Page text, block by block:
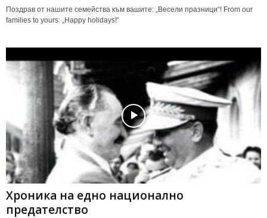
Поздрав от нашите семейства към вашите: „Весели празници“! From our
families to yours: „Happy holidays!“
Хроника на едно национално
предателство